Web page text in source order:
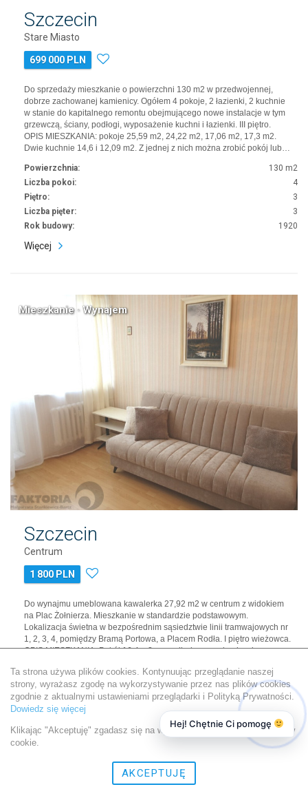
Szczecin
Stare Miasto
699 000 PLN
Do sprzedaży mieszkanie o powierzchni 130 m2 w przedwojennej,
dobrze zachowanej kamienicy. Ogółem 4 pokoje, 2 łazienki, 2 kuchnie
w stanie do kapitalnego remontu obejmującego nowe instalacje w tym
grzewczą, ściany, podłogi, wyposażenie kuchni i łazienki. III piętro.
OPIS MIESZKANIA: pokoje 25,59 m2, 24,22 m2, 17,06 m2, 17,3 m2.
Dwie kuchnie 14,6 i 12,09 m2. Z jednej z nich można zrobić pokój lub…
Powierzchnia:
130 m2
Liczba pokoi:
4
Piętro:
3
Liczba pięter:
3
Rok budowy:
1920
Więcej
Mieszkanie · Wynajem
Szczecin
Centrum
1 800 PLN
Do wynajmu umeblowana kawalerka 27,92 m2 w centrum z widokiem
na Plac Żołnierza. Mieszkanie w standardzie podstawowym.
Lokalizacja świetna w bezpośrednim sąsiedztwie linii tramwajowych nr
1, 2, 3, 4, pomiędzy Bramą Portowa, a Placem Rodła. I piętro wieżowca.
OPIS MIESZKANIA: Pokój 16,4 m2 na podłodze panele, drzwi
oknem o powierzchn…
Powierzchnia:
27,92 m2
Liczba pokoi:
Liczba pięter:
10
Ta strona używa plików cookies. Kontynuując przeglądanie naszej
strony, wyrażasz zgodę na wykorzystywanie przez nas plików cookies
zgodnie z aktualnymi ustawieniami przeglądarki i Polityką Prywatności.
Dowiedz się więcej
Klikając "Akceptuję" zgadasz się na wykorzystywanie przez nas plików
cookie.
AKCEPTUJĘ
Hej! Chętnie Ci pomogę